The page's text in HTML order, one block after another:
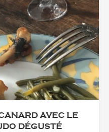
AVEC LE
DÉGUSTÉ